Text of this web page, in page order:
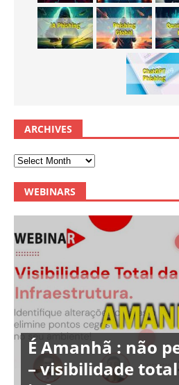
ARCHIVES
WEBINARS
É Amanhã : não
– visibilidade